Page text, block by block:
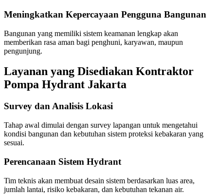
Meningkatkan Kepercayaan Pengguna Bangunan
Bangunan yang memiliki sistem keamanan lengkap akan
memberikan rasa aman bagi penghuni, karyawan, maupun
pengunjung.
Layanan yang Disediakan Kontraktor
Pompa Hydrant Jakarta
Survey dan Analisis Lokasi
Tahap awal dimulai dengan survey lapangan untuk mengetahui
kondisi bangunan dan kebutuhan sistem proteksi kebakaran yang
sesuai.
Perencanaan Sistem Hydrant
Tim teknis akan membuat desain sistem berdasarkan luas area,
jumlah lantai, risiko kebakaran, dan kebutuhan tekanan air.